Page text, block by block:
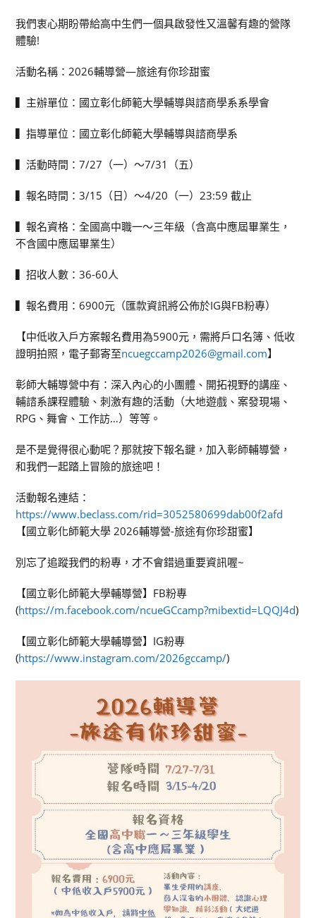
我們衷心期盼帶給高中生們一個具啟發性又溫馨有趣的營隊
體驗!
活動名稱：2026輔導營—旅途有你珍甜蜜
▍主辦單位：國立彰化師範大學輔導與諮商學系系學會
▍指導單位：國立彰化師範大學輔導與諮商學系
▍活動時間：7/27（一）～7/31（五）
▍報名時間：3/15（日）～4/20（一）23:59 截止
▍報名資格：全國高中職一～三年級（含高中應屆畢業生，
不含國中應屆畢業生）
▍招收人數：36-60人
▍報名費用：6900元（匯款資訊將公佈於IG與FB粉專）
【中低收入戶方案報名費用為5900元，需將戶口名簿、低收
證明拍照，電子郵寄至ncuegccamp2026@gmail.com】
彰師大輔導營中有：深入內心的小團體、開拓視野的講座、
輔諮系課程體驗、刺激有趣的活動（大地遊戲、案發現場、
RPG、舞會、工作訪…）等等。
是不是覺得很心動呢？那就按下報名鍵，加入彰師輔導營，
和我們一起踏上冒險的旅途吧！
活動報名連結：
https://www.beclass.com/rid=3052580699dab00f2afd
【國立彰化師範大學 2026輔導營-旅途有你珍甜蜜】
別忘了追蹤我們的粉專，才不會錯過重要資訊喔~
【國立彰化師範大學輔導營】FB粉專
(https://m.facebook.com/ncueGCcamp?mibextid=LQQJ4d)
【國立彰化師範大學輔導營】IG粉專
(https://www.instagram.com/2026gccamp/)